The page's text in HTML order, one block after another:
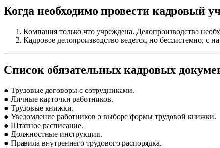
Когда необходимо провести кадровый
Компания только что учреждена. Делопроизводство
Кадровое делопроизводство ведется, но бессистемно,
Список обязательных кадровых
● Трудовые договоры с сотрудниками.
● Личные карточки работников.
● Трудовые книжки.
● Уведомление работников о выборе формы трудовой книжки.
● Штатное расписание.
● Должностные инструкции.
● Правила внутреннего трудового распорядка.